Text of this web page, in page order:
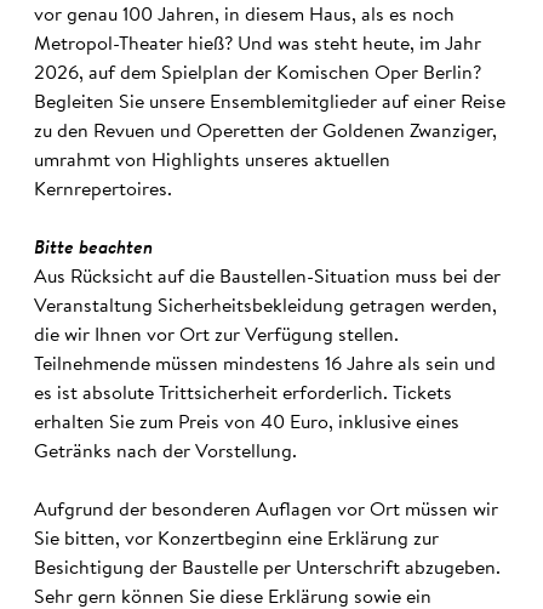
vor genau 100 Jahren, in diesem Haus, als es noch
Metropol-Theater hieß? Und was steht heute, im Jahr
2026, auf dem Spielplan der Komischen Oper Berlin?
Begleiten Sie unsere Ensemblemitglieder auf einer Reise
zu den Revuen und Operetten der Goldenen Zwanziger,
umrahmt von Highlights unseres aktuellen
Kernrepertoires.
Bitte beachten
Aus Rücksicht auf die Baustellen-Situation muss bei der
Veranstaltung Sicherheitsbekleidung getragen werden,
die wir Ihnen vor Ort zur Verfügung stellen.
Teilnehmende müssen mindestens 16 Jahre als sein und
es ist absolute Trittsicherheit erforderlich. Tickets
erhalten Sie zum Preis von 40 Euro, inklusive eines
Getränks nach der Vorstellung.
Aufgrund der besonderen Auflagen vor Ort müssen wir
Sie bitten, vor Konzertbeginn eine Erklärung zur
Besichtigung der Baustelle per Unterschrift abzugeben.
Sehr gern können Sie diese Erklärung sowie ein